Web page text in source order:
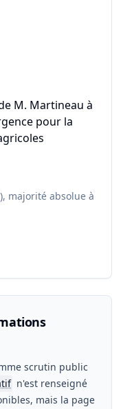
M. Martineau à
pour la
majorité absolue à
scrutin public
n'est renseigné
mais la page